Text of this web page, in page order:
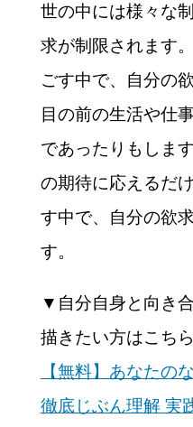
世の中には様々な
求が制限されます
ごす中で、自分の
目の前の生活や仕
であったりもしま
の期待に応えるだ
す中で、自分の欲
す。
▼自分自身と向き
描きたい方はこち
【無料】あなたの
徹底じぶん理解 実